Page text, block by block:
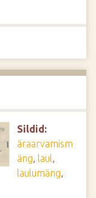
Sildid:
äraarvamism
äng, laul,
laulumäng,